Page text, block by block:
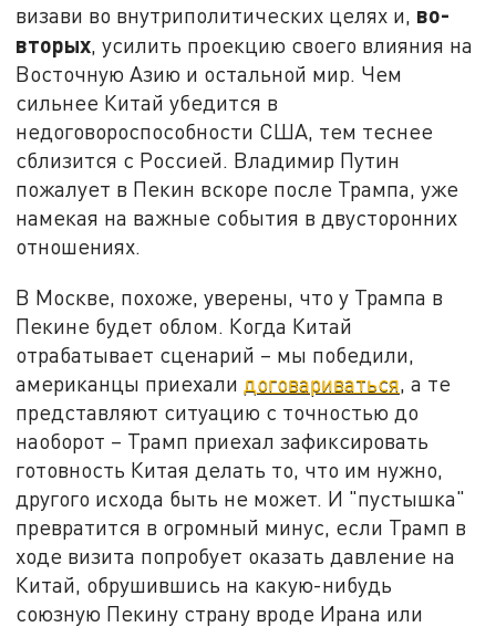
визави во внутриполитических целях и, во-
вторых, усилить проекцию своего влияния на
Восточную Азию и остальной мир. Чем
сильнее Китай убедится в
недоговороспособности США, тем теснее
сблизится с Россией. Владимир Путин
пожалует в Пекин вскоре после Трампа, уже
намекая на важные события в двусторонних
отношениях.
В Москве, похоже, уверены, что у Трампа в
Пекине будет облом. Когда Китай
отрабатывает сценарий – мы победили,
американцы приехали договариваться, а те
представляют ситуацию с точностью до
наоборот – Трамп приехал зафиксировать
готовность Китая делать то, что им нужно,
другого исхода быть не может. И "пустышка"
превратится в огромный минус, если Трамп в
ходе визита попробует оказать давление на
Китай, обрушившись на какую-нибудь
союзную Пекину страну вроде Ирана или